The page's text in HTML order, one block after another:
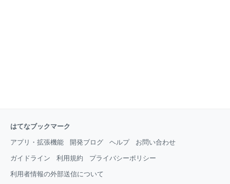
はてなブックマーク
アプリ・拡張機能 開発ブログ ヘルプ お問い合わせ
ガイドライン 利用規約 プライバシーポリシー
利用者情報の外部送信について